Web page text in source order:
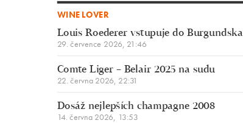
WINE LOVER
Louis Roederer vstupuje do Burgundska
29. července 2026, 21:46
Comte Liger – Belair 2025 na sudu
22. června 2026, 22:31
Dosáž nejlepších champagne 2008
14. června 2026, 13:53